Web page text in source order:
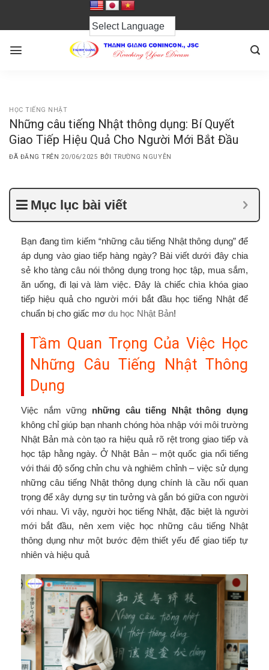
dung
HỌC TIẾNG NHẬT
Những câu tiếng Nhật thông dụng: Bí Quyết
Giao Tiếp Hiệu Quả Cho Người Mới Bắt Đầu
ĐÃ ĐĂNG TRÊN 20/06/2025 BỞI TRƯỜNG NGUYỄN
Mục lục bài viết
Bạn đang tìm kiếm “những câu tiếng Nhật thông dụng” để
áp dụng vào giao tiếp hàng ngày? Bài viết dưới đây chia
sẻ kho tàng câu nói thông dụng trong học tập, mua sắm,
ăn uống, đi lại và làm việc. Đây là chiếc chìa khóa giao
tiếp hiệu quả cho người mới bắt đầu học tiếng Nhật để
chuẩn bị cho giấc mơ du học Nhật Bản!
Tầm Quan Trọng Của Việc Học
Những Câu Tiếng Nhật Thông
Dụng
Việc nắm vững những câu tiếng Nhật thông dụng
không chỉ giúp bạn nhanh chóng hòa nhập với môi trường
Nhật Bản mà còn tạo ra hiệu quả rõ rệt trong giao tiếp và
học tập hằng ngày. Ở Nhật Bản – một quốc gia nổi tiếng
với thái độ sống chỉn chu và nghiêm chỉnh – việc sử dụng
những câu tiếng Nhật thông dụng chính là cầu nối quan
trọng để xây dựng sự tin tưởng và gắn bó giữa con người
với nhau. Vì vậy, người học tiếng Nhật, đặc biệt là người
mới bắt đầu, nên xem việc học những câu tiếng Nhật
thông dụng như một bước đệm thiết yếu để giao tiếp tự
nhiên và hiệu quả